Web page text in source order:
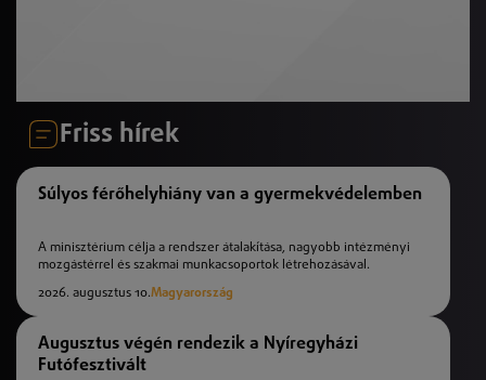
Friss hírek
Súlyos férőhelyhiány van a gyermekvédelemben
A minisztérium célja a rendszer átalakítása, nagyobb intézményi
mozgástérrel és szakmai munkacsoportok létrehozásával.
2026. augusztus 10.Magyarország
Augusztus végén rendezik a Nyíregyházi
Futófesztivált